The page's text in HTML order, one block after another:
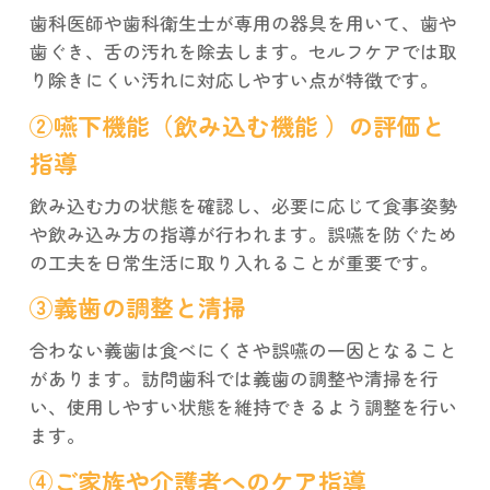
歯科医師や歯科衛生士が専用の器具を用いて、歯や
歯ぐき、舌の汚れを除去します。セルフケアでは取
り除きにくい汚れに対応しやすい点が特徴です。
②嚥下機能（飲み込む機能 ）の評価と
指導
飲み込む力の状態を確認し、必要に応じて食事姿勢
や飲み込み方の指導が行われます。誤嚥を防ぐため
の工夫を日常生活に取り入れることが重要です。
③義歯の調整と清掃
合わない義歯は食べにくさや誤嚥の一因となること
があります。訪問歯科では義歯の調整や清掃を行
い、使用しやすい状態を維持できるよう調整を行い
ます。
④ご家族や介護者へのケア指導